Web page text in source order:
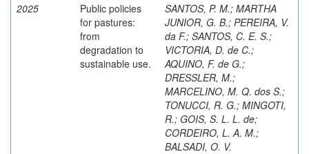
2025
Public policies
for pastures:
from
degradation to
sustainable use.
SANTOS, P. M.; MARTHA
JUNIOR, G. B.; PEREIRA, V.
da F.; SANTOS, C. E. S.;
VICTORIA, D. de C.;
AQUINO, F. de G.;
DRESSLER, M.;
MARCELINO, M. Q. dos S.;
TONUCCI, R. G.; MINGOTI,
R.; GOIS, S. L. L. de;
CORDEIRO, L. A. M.;
BALSADI, O. V.